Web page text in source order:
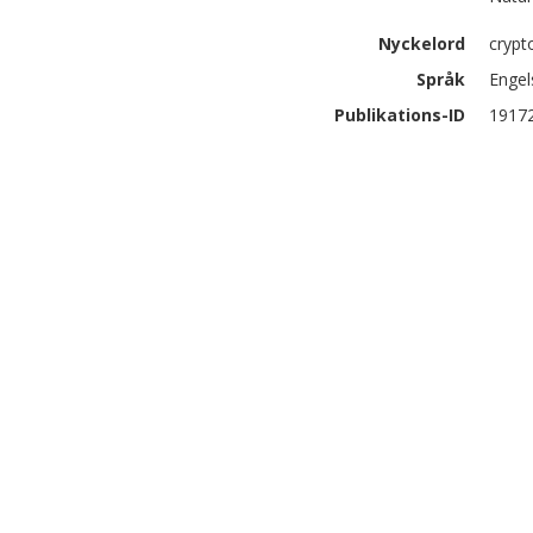
Nyckelord
Språk
Publikations-ID